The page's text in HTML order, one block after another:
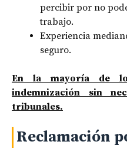
percibir por no
trabajo.
Experiencia
seguro.
En la mayoría de
indemnización sin
tribunales.
Reclamación